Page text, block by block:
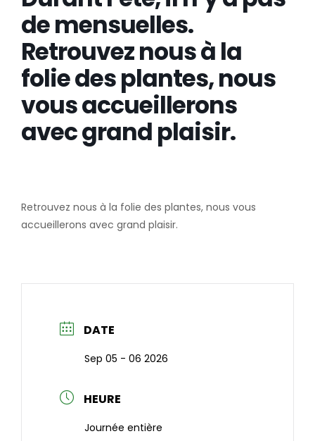
de mensuelles.
Retrouvez nous à la
folie des plantes, nous
vous accueillerons
avec grand plaisir.
Retrouvez nous à la folie des plantes, nous vous
accueillerons avec grand plaisir.
DATE
Sep 05 - 06 2026
HEURE
Journée entière